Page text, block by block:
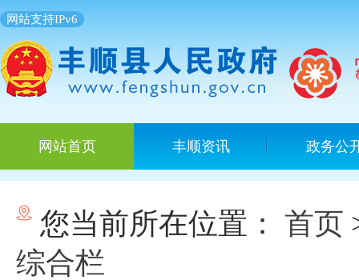
网站支持IPv6
网站首页 丰顺资讯 政务公
您当前所在位置： 首页
综合栏